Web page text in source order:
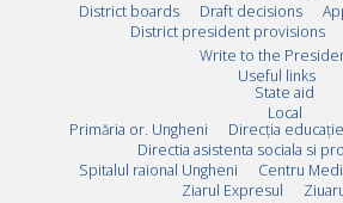
District boards
Draft decisions
District president provisions
Write to the
Useful links
State aid
Local
Primăria or. Ungheni
Direcția educație
Directia asistenta sociala si
Spitalul raional Ungheni
Centru
Ziarul Expresul